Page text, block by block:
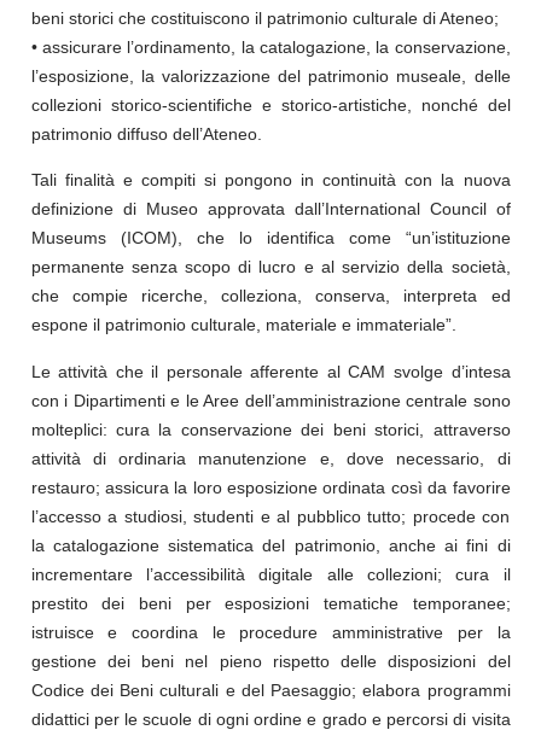
beni storici che costituiscono il patrimonio culturale di Ateneo;
• assicurare l’ordinamento, la catalogazione, la conservazione,
l’esposizione, la valorizzazione del patrimonio museale, delle
collezioni storico-scientifiche e storico-artistiche, nonché del
patrimonio diffuso dell’Ateneo.
Tali finalità e compiti si pongono in continuità con la nuova
definizione di Museo approvata dall’International Council of
Museums (ICOM), che lo identifica come “un’istituzione
permanente senza scopo di lucro e al servizio della società,
che compie ricerche, colleziona, conserva, interpreta ed
espone il patrimonio culturale, materiale e immateriale”.
Le attività che il personale afferente al CAM svolge d’intesa
con i Dipartimenti e le Aree dell’amministrazione centrale sono
molteplici: cura la conservazione dei beni storici, attraverso
attività di ordinaria manutenzione e, dove necessario, di
restauro; assicura la loro esposizione ordinata così da favorire
l’accesso a studiosi, studenti e al pubblico tutto; procede con
la catalogazione sistematica del patrimonio, anche ai fini di
incrementare l’accessibilità digitale alle collezioni; cura il
prestito dei beni per esposizioni tematiche temporanee;
istruisce e coordina le procedure amministrative per la
gestione dei beni nel pieno rispetto delle disposizioni del
Codice dei Beni culturali e del Paesaggio; elabora programmi
didattici per le scuole di ogni ordine e grado e percorsi di visita